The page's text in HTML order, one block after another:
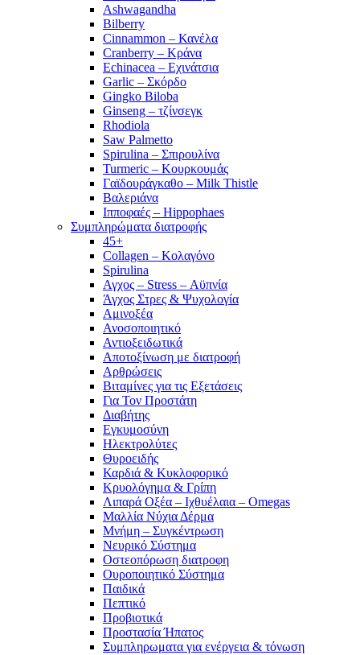
Ashwagandha
Bilberry
Cinnammon – Κανέλα
Cranberry – Κράνα
Echinacea – Εχινάτσια
Garlic – Σκόρδο
Gingko Biloba
Ginseng – τζίνσεγκ
Rhodiola
Saw Palmetto
Spirulina – Σπιρουλίνα
Turmeric – Κουρκουμάς
Γαϊδουράγκαθο – Milk Thistle
Βαλεριάνα
Ιπποφαές – Hippophaes
Συμπληρώματα διατροφής
45+
Collagen – Κολαγόνο
Spirulina
Αγχος – Stress – Αϋπνία
Άγχος Στρες & Ψυχολογία
Αμινοξέα
Ανοσοποιητικό
Αντιοξειδωτικά
Αποτοξίνωση με διατροφή
Αρθρώσεις
Βιταμίνες για τις Εξετάσεις
Για Τον Προστάτη
Διαβήτης
Εγκυμοσύνη
Ηλεκτρολύτες
Θυροειδής
Καρδιά & Κυκλοφορικό
Κρυολόγημα & Γρίπη
Λιπαρά Οξέα – Ιχθυέλαια – Omegas
Μαλλία Νύχια Δέρμα
Μνήμη – Συγκέντρωση
Νευρικό Σύστημα
Οστεοπόρωση διατροφη
Ουροποιητικό Σύστημα
Παιδικά
Πεπτικό
Προβιοτικά
Προστασία Ήπατος
Συμπληρωματα για ενέργεια & τόνωση